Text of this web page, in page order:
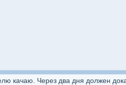
качаю. Через два дня должен